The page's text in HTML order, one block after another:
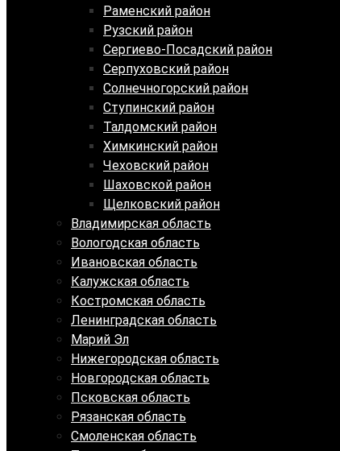
Раменский район
Рузский район
Сергиево-Посадский район
Серпуховский район
Солнечногорский район
Ступинский район
Талдомский район
Химкинский район
Чеховский район
Шаховской район
Щелковский район
Владимирская область
Вологодская область
Ивановская область
Калужская область
Костромская область
Ленинградская область
Марий Эл
Нижегородская область
Новгородская область
Псковская область
Рязанская область
Смоленская область